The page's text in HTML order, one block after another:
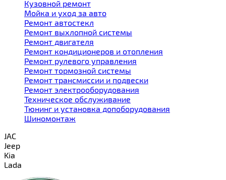
Кузовной ремонт
Мойка и уход за авто
Ремонт автостекл
Ремонт выхлопной системы
Ремонт двигателя
Ремонт кондиционеров и отопления
Ремонт рулевого управления
Ремонт тормозной системы
Ремонт трансмиссии и подвески
Ремонт электрооборудования
Техническое обслуживание
Тюнинг и установка допоборудования
Шиномонтаж
JAC
Jeep
Kia
Lada